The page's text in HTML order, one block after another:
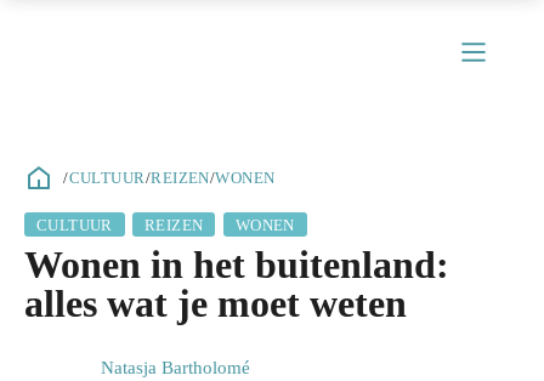
/CULTUUR/REIZEN/WONEN
CULTUUR REIZEN WONEN
Wonen in het buitenland:
alles wat je moet weten
Natasja Bartholomé